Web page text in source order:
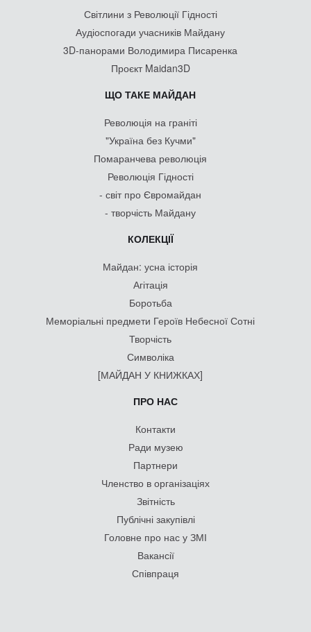
Світлини з Революції Гідності
Аудіоспогади учасників Майдану
3D-панорами Володимира Писаренка
Проєкт Maidan3D
ЩО ТАКЕ МАЙДАН
Революція на граніті
"Україна без Кучми"
Помаранчева революція
Революція Гідності
- світ про Євромайдан
- творчість Майдану
КОЛЕКЦІЇ
Майдан: усна історія
Агітація
Боротьба
Меморіальні предмети Героїв Небесної Сотні
Творчість
Символіка
[МАЙДАН У КНИЖКАХ]
ПРО НАС
Контакти
Ради музею
Партнери
Членство в організаціях
Звітність
Публічні закупівлі
Головне про нас у ЗМІ
Вакансії
Співпраця